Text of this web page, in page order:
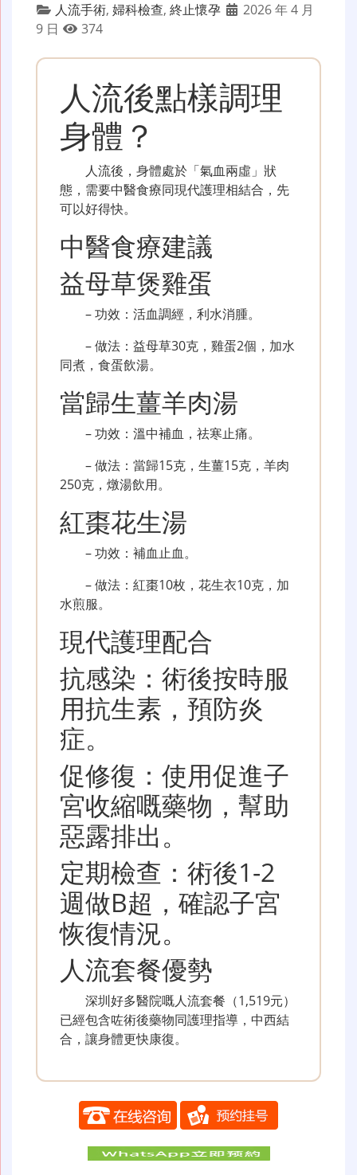
人流手術, 婦科檢查, 終止懷孕
2026 年 4 月
9 日
374
人流後點樣調理
身體？
人流後，身體處於「氣血兩虛」狀
態，需要中醫食療同現代護理相結合，先
可以好得快。
中醫食療建議
益母草煲雞蛋
– 功效：活血調經，利水消腫。
– 做法：益母草30克，雞蛋2個，加水
同煮，食蛋飲湯。
當歸生薑羊肉湯
– 功效：溫中補血，祛寒止痛。
– 做法：當歸15克，生薑15克，羊肉
250克，燉湯飲用。
紅棗花生湯
– 功效：補血止血。
– 做法：紅棗10枚，花生衣10克，加
水煎服。
現代護理配合
抗感染：術後按時服
用抗生素，預防炎
症。
促修復：使用促進子
宮收縮嘅藥物，幫助
惡露排出。
定期檢查：術後1-2
週做B超，確認子宮
恢復情況。
人流套餐優勢
深圳好多醫院嘅人流套餐（1,519元）
已經包含咗術後藥物同護理指導，中西結
合，讓身體更快康復。